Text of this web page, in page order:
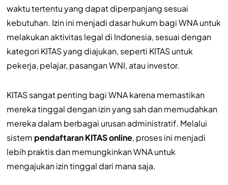
waktu tertentu yang dapat diperpanjang sesuai
kebutuhan. Izin ini menjadi dasar hukum bagi WNA untuk
melakukan aktivitas legal di Indonesia, sesuai dengan
kategori KITAS yang diajukan, seperti KITAS untuk
pekerja, pelajar, pasangan WNI, atau investor.
KITAS sangat penting bagi WNA karena memastikan
mereka tinggal dengan izin yang sah dan memudahkan
mereka dalam berbagai urusan administratif. Melalui
sistem pendaftaran KITAS online, proses ini menjadi
lebih praktis dan memungkinkan WNA untuk
mengajukan izin tinggal dari mana saja.